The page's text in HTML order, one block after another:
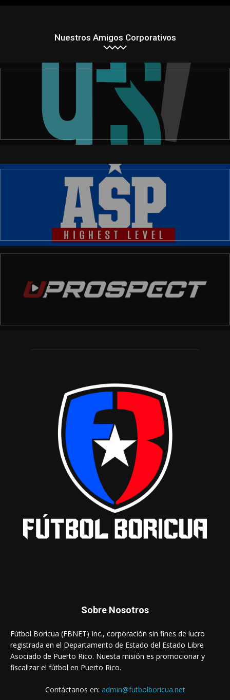
Nuestros Amigos Corporativos
Sobre Nosotros
Fútbol Boricua (FBNET) Inc., corporación sin fines de lucro
registrada en el Departamento de Estado del Estado Libre
Asociado de Puerto Rico. Nuesta misión es promocionar y
fiscalizar el fútbol en Puerto Rico.
Contáctanos en: admin@futbolboricua.net